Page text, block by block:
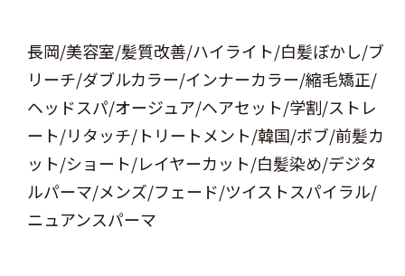
長岡/美容室/髪質改善/ハイライト/白髪ぼかし/ブ
リーチ/ダブルカラー/インナーカラー/縮毛矯正/
ヘッドスパ/オージュア/ヘアセット/学割/ストレ
ート/リタッチ/トリートメント/韓国/ボブ/前髪カ
ット/ショート/レイヤーカット/白髪染め/デジタ
ルパーマ/メンズ/フェード/ツイストスパイラル/
ニュアンスパーマ